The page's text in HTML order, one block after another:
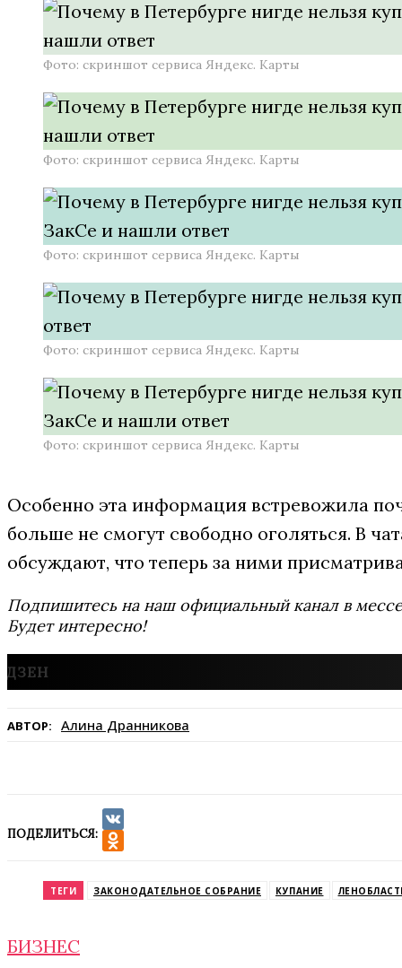
Фото: скриншот сервиса Яндекс. Карты
Фото: скриншот сервиса Яндекс. Карты
Фото: скриншот сервиса Яндекс. Карты
Фото: скриншот сервиса Яндекс. Карты
Фото: скриншот сервиса Яндекс. Карты
Особенно эта информация встревожила
больше не смогут свободно оголяться. В
обсуждают, что теперь за ними
Подпишитесь на наш официальный канал в
Будет интересно!
АВТОР: Алина Дранникова
ПОДЕЛИТЬСЯ:
VK
ТЕГИ ЗАКОНОДАТЕЛЬНОЕ СОБРАНИЕ КУПАНИЕ
БИЗНЕС